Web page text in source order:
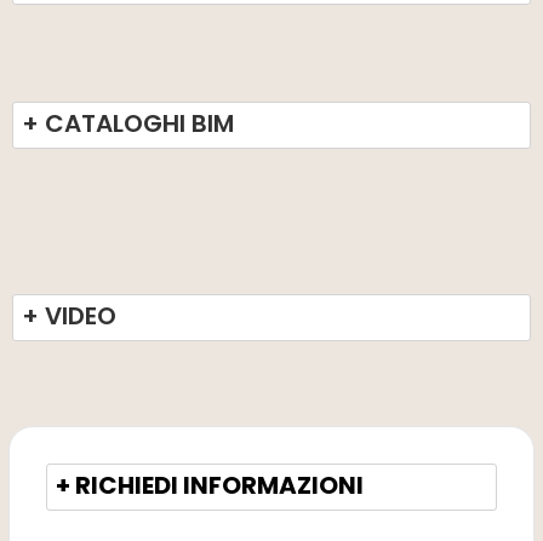
+ CATALOGHI BIM
+ VIDEO
+ RICHIEDI INFORMAZIONI